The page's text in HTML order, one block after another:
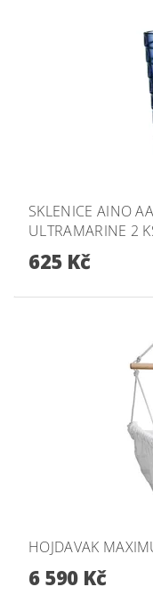
SKLENICE AINO
ULTRAMARINE 2
625 Kč
HOJDAVAK
6 590 Kč